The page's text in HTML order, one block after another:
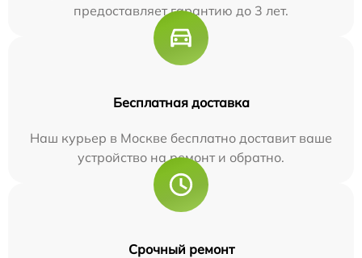
предоставляет гарантию до 3 лет.
Бесплатная доставка
Наш курьер в Москве бесплатно доставит ваше
устройство на ремонт и обратно.
Срочный ремонт